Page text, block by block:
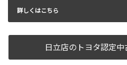
2026-05-12
カローラツーリング 一部改良
カローラツーリングが一部改良となりました。
カローラツーリングは茨城トヨタから。
詳しくはこちら
日立店のトヨタ認定